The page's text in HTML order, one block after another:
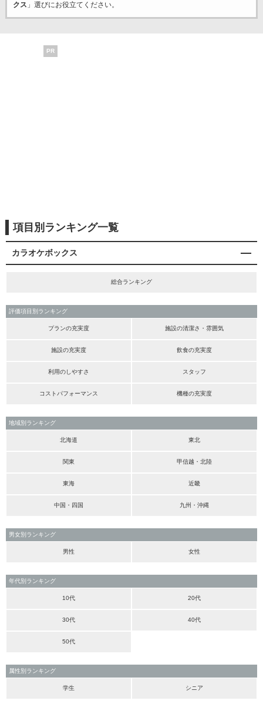
クス 」選びにお役立てください。
PR
項目別ランキング一覧
カラオケボックス
総合ランキング
評価項目別ランキング
プランの充実度 施設の清潔さ・雰囲気
施設の充実度 飲食の充実度
利用のしやすさ スタッフ
コストパフォーマンス 機種の充実度
地域別ランキング
北海道 東北
関東 甲信越・北陸
東海 近畿
中国・四国 九州・沖縄
男女別ランキング
男性 女性
年代別ランキング
10代 20代
30代 40代
50代
属性別ランキング
学生 シニア